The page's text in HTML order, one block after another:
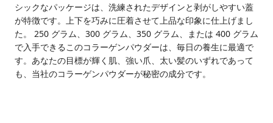
シックなパッケージは、洗練されたデザインと剥がしやすい蓋
が特徴です。上下を巧みに圧着させて上品な印象に仕上げまし
た。 250 グラム、300 グラム、350 グラム、または 400 グラム
で入手できるこのコラーゲンパウダーは、毎日の養生に最適で
す。あなたの目標が輝く肌、強い爪、太い髪のいずれであって
も、当社のコラーゲンパウダーが秘密の成分です。